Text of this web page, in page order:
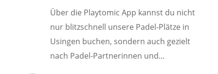
Über die Playtomic App kannst du nicht
nur blitzschnell unsere Padel-Plätze in
Usingen buchen, sondern auch gezielt
nach Padel-Partnerinnen und…